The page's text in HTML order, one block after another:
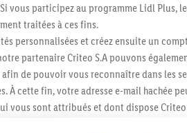
vous participez au programme Lidl Plus,
traitées à ces fins.
personnalisées et créez ensuite un
partenaire Criteo S.A pouvons
de pouvoir vous reconnaître dans les
À cette fin, votre adresse e-mail hachée
vous sont attribués et dont dispose Criteo